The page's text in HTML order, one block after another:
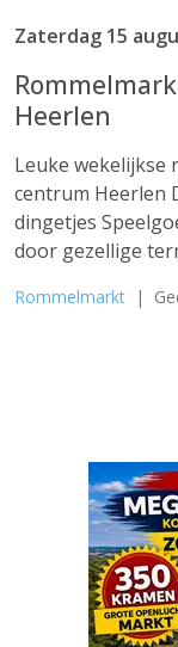
Zaterdag 15
Heerlen
Leuke wekelijkse
centrum Heerlen
dingetjes
door gezellige
Rommelmarkt |